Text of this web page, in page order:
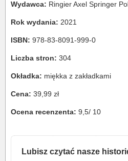
Wydawca: Ringier Axel Springer
Rok wydania: 2021
ISBN: 978-83-8091-999-0
Liczba stron: 304
Okładka: miękka z zakładkami
Cena: 39,99 zł
Ocena recenzenta: 9,5/ 10
Lubisz czytać nasze